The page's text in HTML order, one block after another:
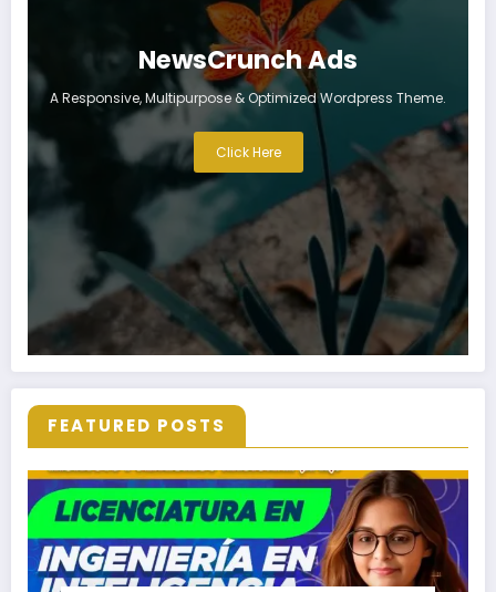
NewsCrunch Ads
A Responsive, Multipurpose & Optimized Wordpress Theme.
Click Here
FEATURED POSTS